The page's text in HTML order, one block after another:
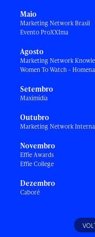
Maio
Marketing Network Brasil
Evento ProXXIma
Agosto
Marketing Network
Women To Watch -
Setembro
Maximídia
Outubro
Marketing Network
Novembro
Effie Awards
Effie College
Dezembro
Caboré